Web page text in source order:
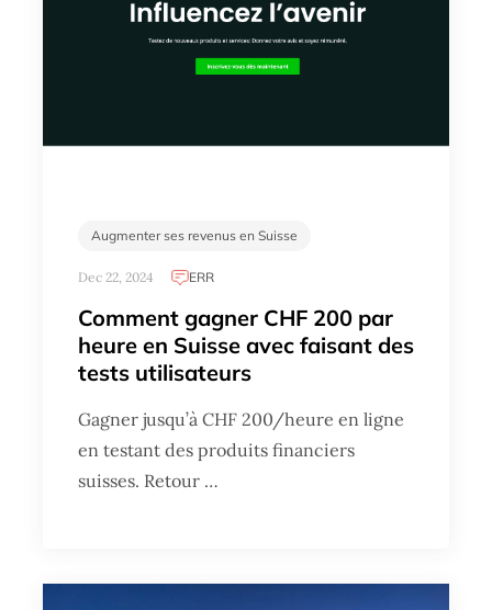
Augmenter ses revenus en Suisse
Dec 22, 2024 ERR
Comment gagner CHF 200 par
heure en Suisse avec faisant des
tests utilisateurs
Gagner jusqu’à CHF 200/heure en ligne
en testant des produits financiers
suisses. Retour …